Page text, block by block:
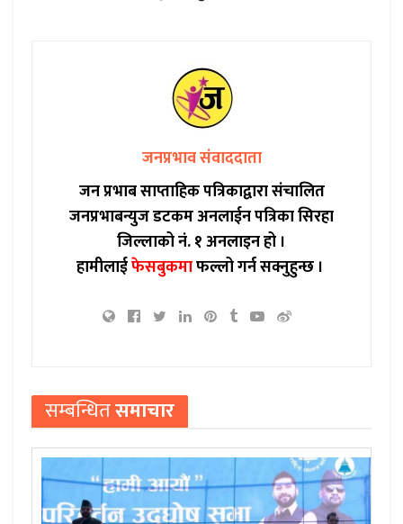
जनप्रभाव संवाददाता
जन प्रभाब साप्ताहिक पत्रिकाद्वारा संचालित
जनप्रभाबन्युज डटकम अनलाईन पत्रिका सिरहा
जिल्लाको नं. १ अनलाइन हो ।
हामीलाईफेसबुकमाफल्लो गर्न सक्नुहुन्छ ।
सम्बन्धितसमाचार